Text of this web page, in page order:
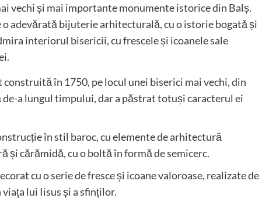
vechi și mai importante monumente istorice din Balș.
adevărată bijuterie arhitecturală, cu o istorie bogată și
interiorul bisericii, cu frescele și icoanele sale
în 1750, pe locul unei biserici mai vechi, din
a lungul timpului, dar a păstrat totuși caracterul ei
în stil baroc, cu elemente de arhitectură
și cărămidă, cu o boltă în formă de semicerc.
cu o serie de fresce și icoane valoroase, realizate de
lui Iisus și a sfinților.